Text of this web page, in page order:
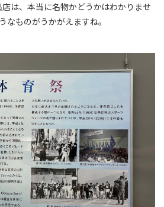
は、本当に名物かどうかはわかりませ
なものがうかがえますね。